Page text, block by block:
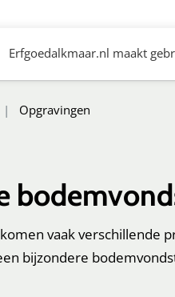
Erfgoedalkmaar.nl maakt
Opgravingen
vaak verschillende
bijzondere